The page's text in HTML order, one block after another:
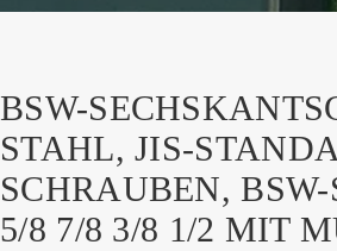
BSW-
STAHL, JIS-
SCHRAUBEN, BSW-
/8 7/8 3/8 1/2 MIT